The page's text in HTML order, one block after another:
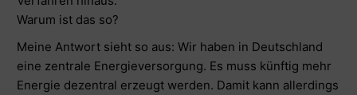
Warum ist das so?
Meine Antwort sieht so aus: Wir haben in Deutschland
eine zentrale Energieversorgung. Es muss künftig mehr
Energie dezentral erzeugt werden. Damit kann allerdings